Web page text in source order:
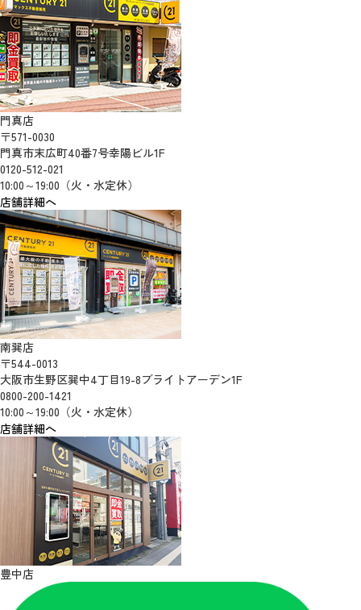
門真店
〒571-0030
門真市末広町40番7号幸陽ビル1F
0120-512-021
10:00～19:00（火・水定休）
店舗詳細へ
南巽店
〒544-0013
大阪市生野区巽中4丁目19-8ブライトアーデン1F
0800-200-1421
10:00～19:00（火・水定休）
店舗詳細へ
豊中店